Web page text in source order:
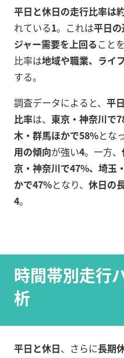
平日と休日の走行比率は
れている1。これは平日
ジャー需要を上回ること
比率は地域や職業、ライ
する。
調査データによると、 平
比率は、 東京・神奈川で
木・群馬ほかで58%とな
用の傾向が強い4。一方、
京・神奈川で47%、埼玉
かで47%となり、 休日の
4。
時間帯別走行
析
平日と休日、さらに長期